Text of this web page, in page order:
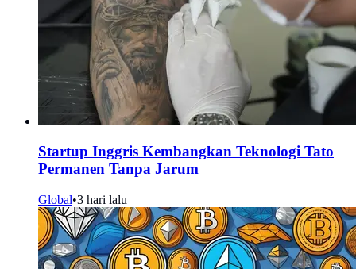
Startup Inggris Kembangkan Teknologi Tato
Permanen Tanpa Jarum
Global•3 hari lalu